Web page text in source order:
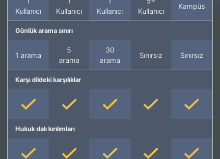
Kullanıcı
Kullanıcı
Kullanıcı
Kullanıcı
Kampüs
Günlük arama sınırı
1 arama
5
arama
30
arama
Sınırsız Sınırsız
Karşı dildeki karşılıklar
Hukuk dalı kırılımları